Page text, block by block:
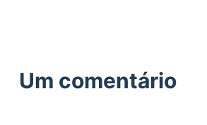
Um comentário